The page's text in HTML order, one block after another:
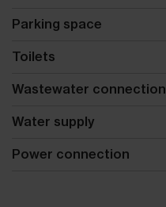
Parking space
Toilets
Wastewater connection
Water supply
Power connection